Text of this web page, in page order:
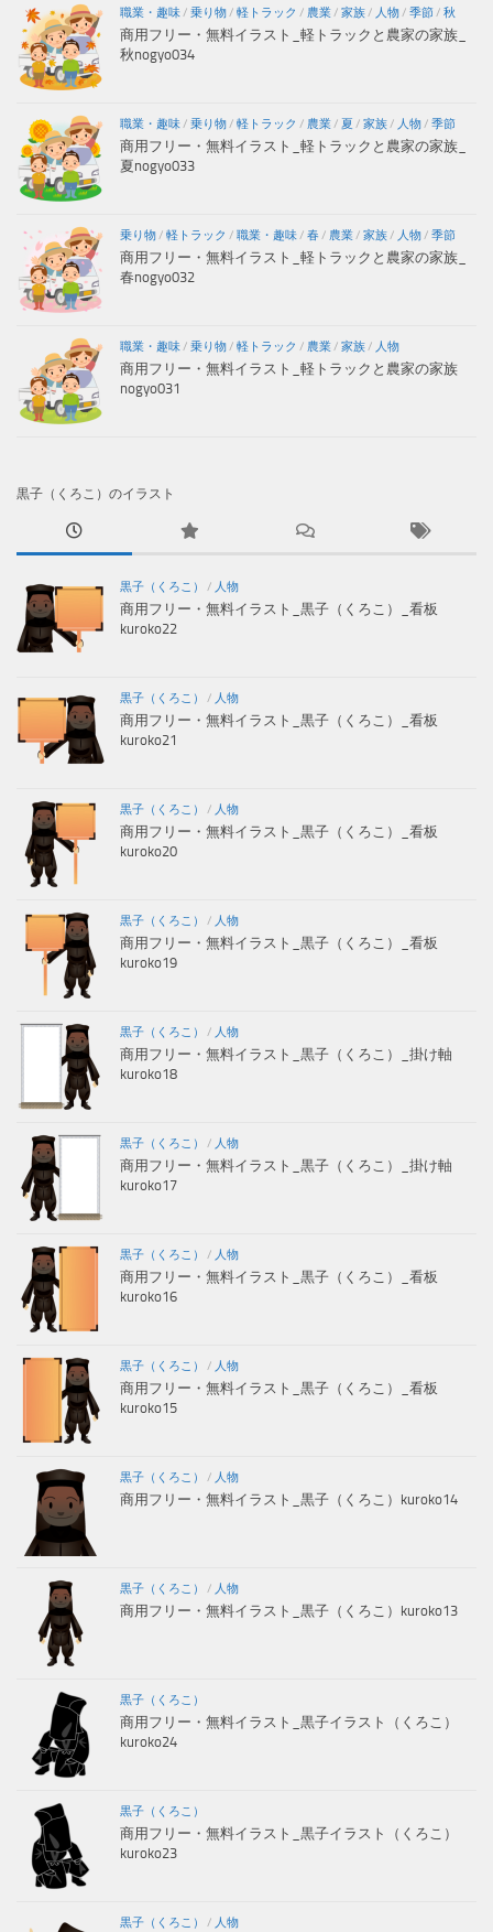
職業・趣味/ 乗り物/ 軽トラック / 農業/ 家族/ 人物/ 季節/ 秋
商用フリー・無料イラスト_軽トラックと農家の家族_
秋nogyo034
職業・趣味/ 乗り物/ 軽トラック / 農業/ 夏 / 家族/ 人物/ 季節
商用フリー・無料イラスト_軽トラックと農家の家族_
夏nogyo033
乗り物/ 軽トラック / 職業・趣味/ 春/ 農業/ 家族/ 人物/ 季節
商用フリー・無料イラスト_軽トラックと農家の家族_
春nogyo032
職業・趣味/ 乗り物/ 軽トラック / 農業/ 家族/ 人物
商用フリー・無料イラスト_軽トラックと農家の家族
nogyo031
黒子（くろこ）のイラスト
黒子（くろこ） / 人物
商用フリー・無料イラスト_黒子（くろこ）_看板
kuroko22
黒子（くろこ） / 人物
商用フリー・無料イラスト_黒子（くろこ）_看板
kuroko21
黒子（くろこ） / 人物
商用フリー・無料イラスト_黒子（くろこ）_看板
kuroko20
黒子（くろこ） / 人物
商用フリー・無料イラスト_黒子（くろこ）_看板
kuroko19
黒子（くろこ） / 人物
商用フリー・無料イラスト_黒子（くろこ）_掛け軸
kuroko18
黒子（くろこ） / 人物
商用フリー・無料イラスト_黒子（くろこ）_掛け軸
kuroko17
黒子（くろこ） / 人物
商用フリー・無料イラスト_黒子（くろこ）_看板
kuroko16
黒子（くろこ） / 人物
商用フリー・無料イラスト_黒子（くろこ）_看板
kuroko15
黒子（くろこ） / 人物
商用フリー・無料イラスト_黒子（くろこ）kuroko14
黒子（くろこ） / 人物
商用フリー・無料イラスト_黒子（くろこ）kuroko13
黒子（くろこ）
商用フリー・無料イラスト_黒子イラスト（くろこ）
kuroko24
黒子（くろこ）
商用フリー・無料イラスト_黒子イラスト（くろこ）
kuroko23
黒子（くろこ） / 人物